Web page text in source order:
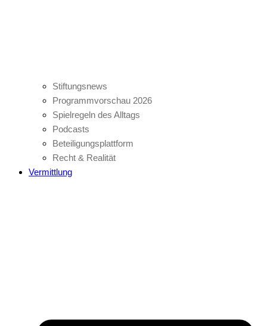
Stiftungsnews
Programmvorschau 2026
Spielregeln des Alltags
Podcasts
Beteiligungsplattform
Recht & Realität
Vermittlung